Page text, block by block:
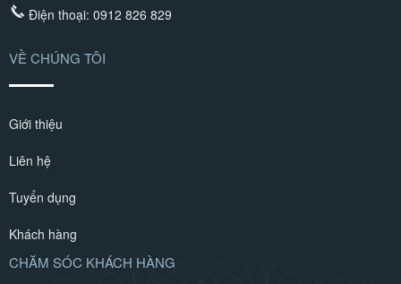
Điện thoại: 0912 826 829
VỀ CHÚNG TÔI
Giới thiệu
Liên hệ
Tuyển dụng
Khách hàng
CHĂM SÓC KHÁCH HÀNG